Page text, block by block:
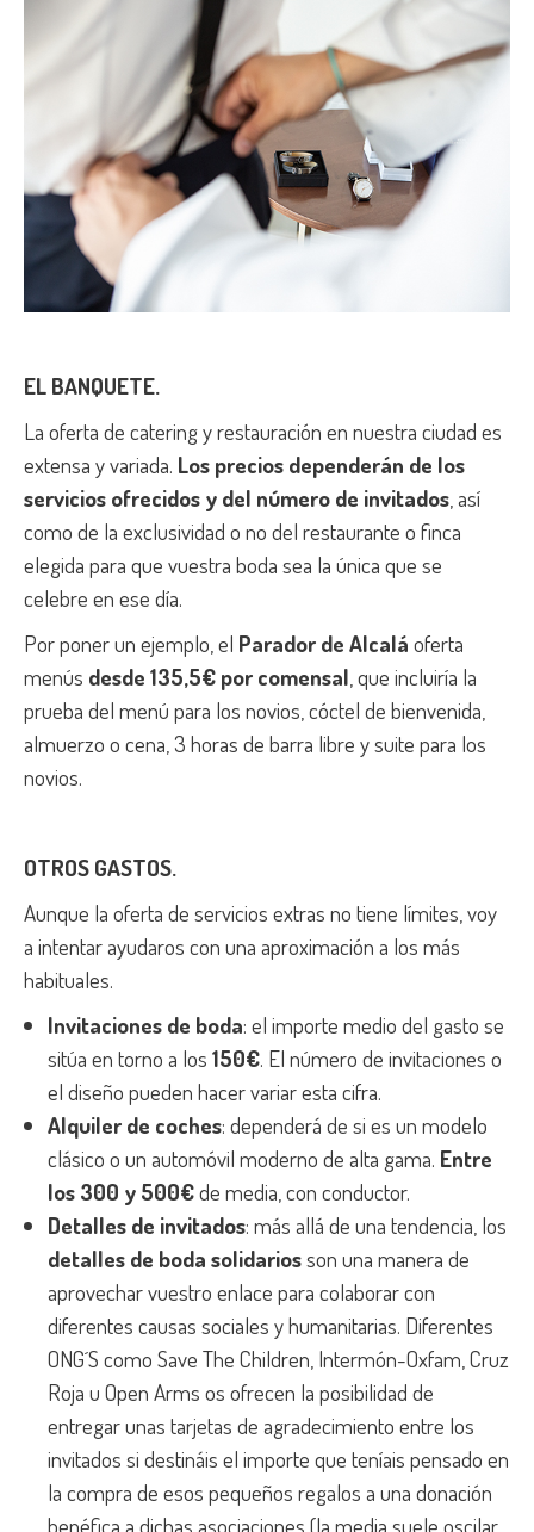
EL BANQUETE.
La oferta de catering y restauración en nuestra ciudad es
extensa y variada. Los precios dependerán de los
servicios ofrecidos y del número de invitados , así
como de la exclusividad o no del restaurante o finca
elegida para que vuestra boda sea la única que se
celebre en ese día.
Por poner un ejemplo, el Parador de Alcalá oferta
menús desde 135,5€ por comensal , que incluiría la
prueba del menú para los novios, cóctel de bienvenida,
almuerzo o cena, 3 horas de barra libre y suite para los
novios.
OTROS GASTOS.
Aunque la oferta de servicios extras no tiene límites, voy
a intentar ayudaros con una aproximación a los más
habituales.
Invitaciones de boda: el importe medio del gasto se
sitúa en torno a los 150€. El número de invitaciones o
el diseño pueden hacer variar esta cifra.
Alquiler de coches: dependerá de si es un modelo
clásico o un automóvil moderno de alta gama. Entre
los 300 y 500€de media, con conductor.
Detalles de invitados: más allá de una tendencia, los
detalles de boda solidariosson una manera de
aprovechar vuestro enlace para colaborar con
diferentes causas sociales y humanitarias. Diferentes
ONG´S como Save The Children, Intermón-Oxfam, Cruz
Roja u Open Arms os ofrecen la posibilidad de
entregar unas tarjetas de agradecimiento entre los
invitados si destináis el importe que teníais pensado en
la compra de esos pequeños regalos a una donación
benéfica a dichas asociaciones (la media suele oscilar